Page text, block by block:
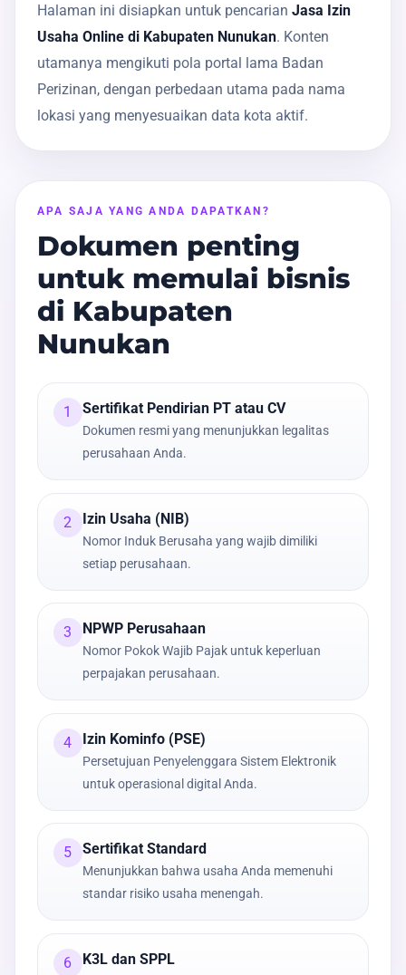
Halaman ini disiapkan untuk pencarian Jasa Izin
Usaha Online di Kabupaten Nunukan. Konten
utamanya mengikuti pola portal lama Badan
Perizinan, dengan perbedaan utama pada nama
lokasi yang menyesuaikan data kota aktif.
APA SAJA YANG ANDA DAPATKAN?
Dokumen penting
untuk memulai bisnis
di Kabupaten
Nunukan
1 Sertifikat Pendirian PT atau CV
Dokumen resmi yang menunjukkan legalitas
perusahaan Anda.
2 Izin Usaha (NIB)
Nomor Induk Berusaha yang wajib dimiliki
setiap perusahaan.
3 NPWP Perusahaan
Nomor Pokok Wajib Pajak untuk keperluan
perpajakan perusahaan.
4 Izin Kominfo (PSE)
Persetujuan Penyelenggara Sistem Elektronik
untuk operasional digital Anda.
5 Sertifikat Standard
Menunjukkan bahwa usaha Anda memenuhi
standar risiko usaha menengah.
6 K3L dan SPPL